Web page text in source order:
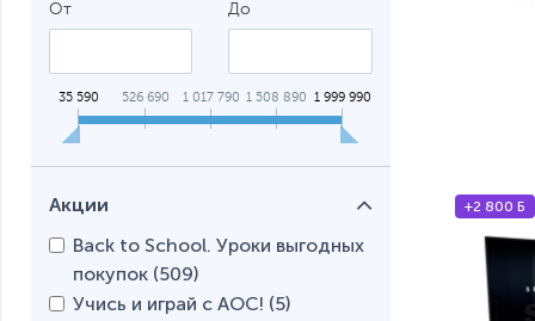
От До
35 590 526 690 1 017 790 1 508 890 1 999 990
Акции
Back to School. Уроки выгодных
покупок (509)
Учись и играй с АОС! (5)
+2 800 Б